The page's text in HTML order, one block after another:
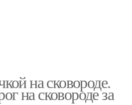
на сковороде.
на сковороде за